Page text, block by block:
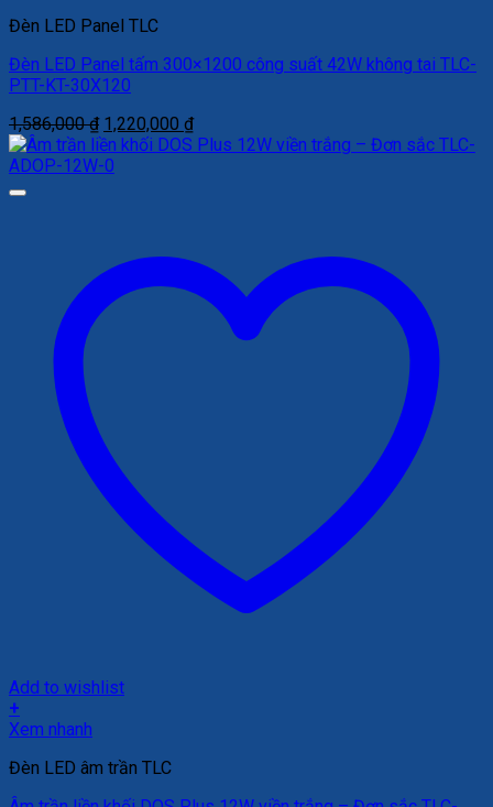
Đèn LED Panel TLC
Đèn LED Panel tấm 300×1200 công suất 42W không tai TLC-
PTT-KT-30X120
1,586,000₫ Giá
gốc
là:
1,220,000 ₫Giá
hiện
Add to wishlist
+
Xem nhanh
Đèn LED âm trần TLC